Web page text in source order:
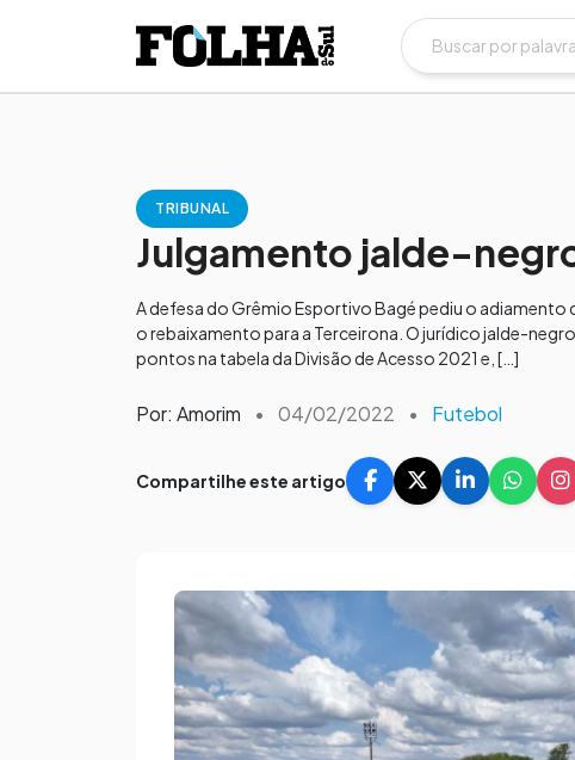
TRIBUNAL
Julgamento jalde-
A defesa do Grêmio Esportivo Bagé pediu o adiamento
o rebaixamento para a Terceirona. O jurídico jalde-
pontos na tabela da Divisão de Acesso 2021 e, […]
Por: Amorim • 04/02/2022 • Futebol
Compartilhe este artigo